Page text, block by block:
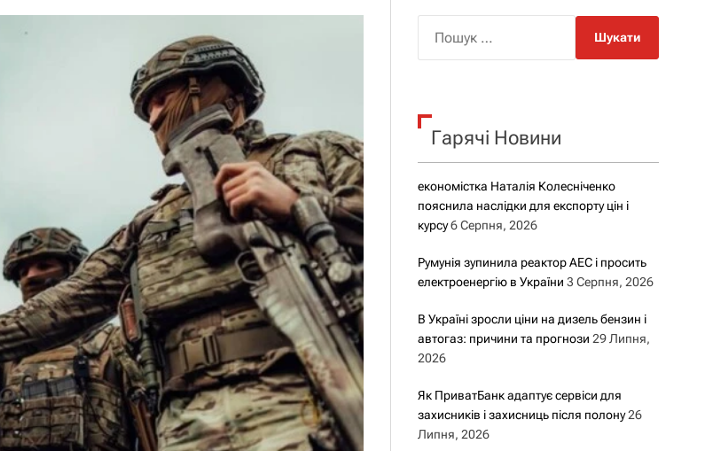
р
о
у
к
Гарячі Новини
економістка Наталія Колесніченко
пояснила наслідки для експорту цін і
курсу 6 Серпня, 2026
Румунія зупинила реактор АЕС і просить
електроенергію в України 3 Серпня, 2026
В Україні зросли ціни на дизель бензин і
автогаз: причини та прогнози 29 Липня,
2026
Як ПриватБанк адаптує сервіси для
захисників і захисниць після полону 26
Липня, 2026